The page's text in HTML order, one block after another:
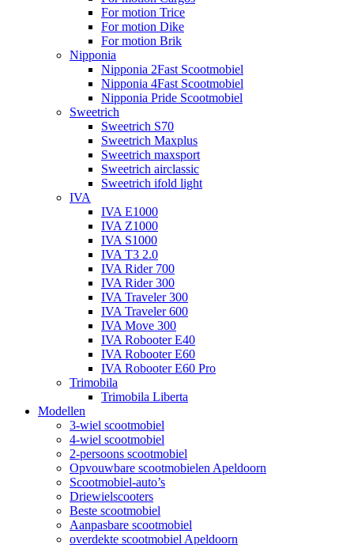
For motion Trice
For motion Dike
For motion Brik
Nipponia
Nipponia 2Fast Scootmobiel
Nipponia 4Fast Scootmobiel
Nipponia Pride Scootmobiel
Sweetrich
Sweetrich S70
Sweetrich Maxplus
Sweetrich maxsport
Sweetrich airclassic
Sweetrich ifold light
IVA
IVA E1000
IVA Z1000
IVA S1000
IVA T3 2.0
IVA Rider 700
IVA Rider 300
IVA Traveler 300
IVA Traveler 600
IVA Move 300
IVA Robooter E40
IVA Robooter E60
IVA Robooter E60 Pro
Trimobila
Trimobila Liberta
Modellen
3-wiel scootmobiel
4-wiel scootmobiel
2-persoons scootmobiel
Opvouwbare scootmobielen Apeldoorn
Scootmobiel-auto’s
Driewielscooters
Beste scootmobiel
Aanpasbare scootmobiel
overdekte scootmobiel Apeldoorn